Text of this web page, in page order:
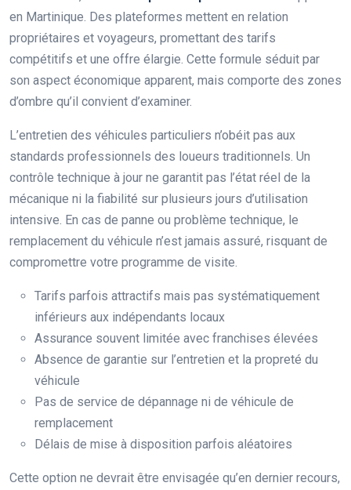
en Martinique. Des plateformes mettent en relation
propriétaires et voyageurs, promettant des tarifs
compétitifs et une offre élargie. Cette formule séduit par
son aspect économique apparent, mais comporte des zones
d’ombre qu’il convient d’examiner.
L’entretien des véhicules particuliers n’obéit pas aux
standards professionnels des loueurs traditionnels. Un
contrôle technique à jour ne garantit pas l’état réel de la
mécanique ni la fiabilité sur plusieurs jours d’utilisation
intensive. En cas de panne ou problème technique, le
remplacement du véhicule n’est jamais assuré, risquant de
compromettre votre programme de visite.
Tarifs parfois attractifs mais pas systématiquement
inférieurs aux indépendants locaux
Assurance souvent limitée avec franchises élevées
Absence de garantie sur l’entretien et la propreté du
véhicule
Pas de service de dépannage ni de véhicule de
remplacement
Délais de mise à disposition parfois aléatoires
Cette option ne devrait être envisagée qu’en dernier recours,